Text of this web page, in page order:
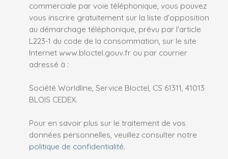
commerciale par voie téléphonique, vous pouvez
vous inscrire gratuitement sur la liste d'opposition
au démarchage téléphonique, prévu par l'article
L223-1 du code de la consommation, sur le site
Internet www.bloctel.gouv.fr ou par courrier
adressé à :
Société Worldline, Service Bloctel, CS 61311, 41013
BLOIS CEDEX.
Pour en savoir plus sur le traitement de vos
données personnelles, veuillez consulter notre
politique de confidentialité.